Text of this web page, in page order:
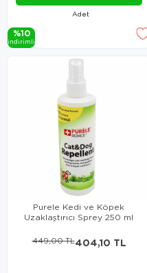
Adet
%10
i̇ndi̇ri̇mli̇
Purele Kedi ve Köpek
Uzaklaştırıcı Sprey 250 ml
404,10 TL
449,00 TL